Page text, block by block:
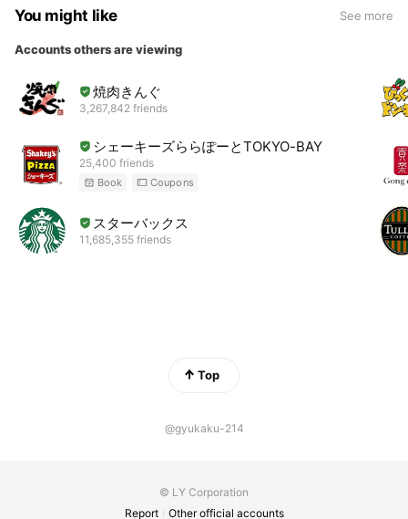
You might like See more
Accounts others are viewing
焼肉きんぐ
3,267,842 friends
シェーキーズららぽーとTOKYO-BAY
25,400 friends
Book Coupons
スターバックス
11,685,355 friends
Top
@gyukaku-214
© LY Corporation
Report
Other official accounts